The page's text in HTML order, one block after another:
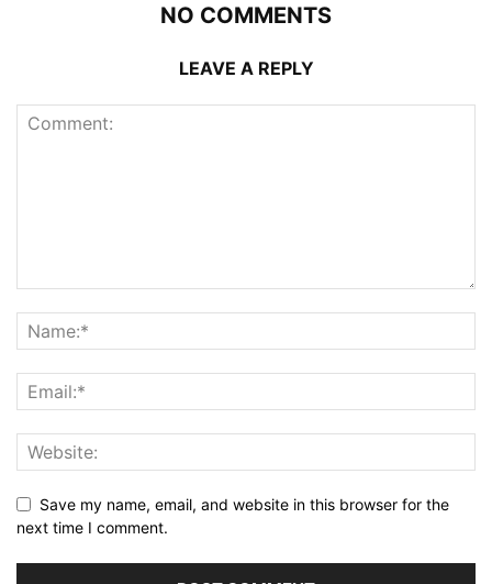
NO COMMENTS
LEAVE A REPLY
Save my name, email, and website in this browser for the
next time I comment.